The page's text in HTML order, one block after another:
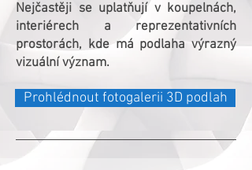
Nejčastěji se uplatňují v koupelnách,
interiérech a reprezentativních
prostorách, kde má podlaha výrazný
vizuální význam.
Prohlédnout fotogalerii 3D podlah